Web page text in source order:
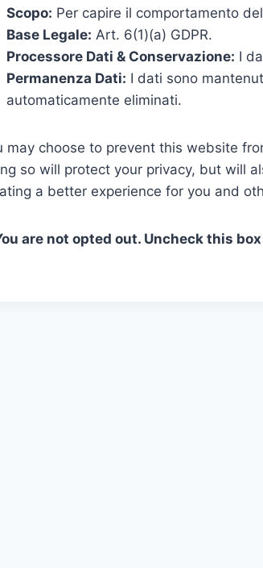
Scopo: Per capire il comportamento
Base Legale: Art. 6(1)(a) GDPR.
Processore Dati & Conservazione: I
Permanenza Dati: I dati sono
automaticamente eliminati.
may choose to prevent this website
so will protect your privacy, but will
a better experience for you and
are not opted out. Uncheck this